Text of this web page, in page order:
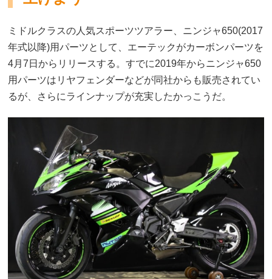
ミドルクラスの人気スポーツツアラー、ニンジャ650(2017
年式以降)用パーツとして、エーテックがカーボンパーツを
4月7日からリリースする。すでに2019年からニンジャ650
用パーツはリヤフェンダーなどが同社からも販売されてい
るが、さらにラインナップが充実したかっこうだ。